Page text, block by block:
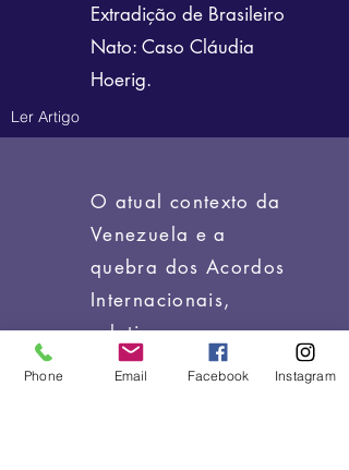
Extradição de Brasileiro
Nato: Caso Cláudia
Hoerig.
Ler Artigo
O atual contexto da
Venezuela e a
quebra dos Acordos
Internacionais,
relativos aos
Direitos Humanos no
Phone Email Facebook Instagram